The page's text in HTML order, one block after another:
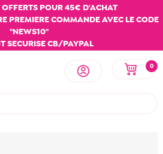
OFFERTS POUR 45€ D'ACHAT
PREMIERE COMMANDE AVEC LE CODE
"NEWS10"
SECURISE CB/PAYPAL
0